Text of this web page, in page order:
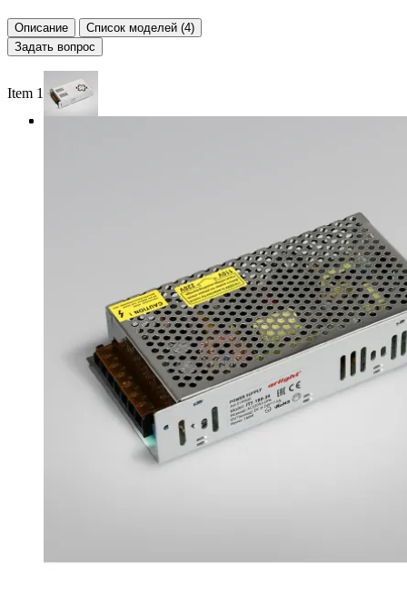
Описание
Список моделей (4)
Задать вопрос
Item 1 of 3